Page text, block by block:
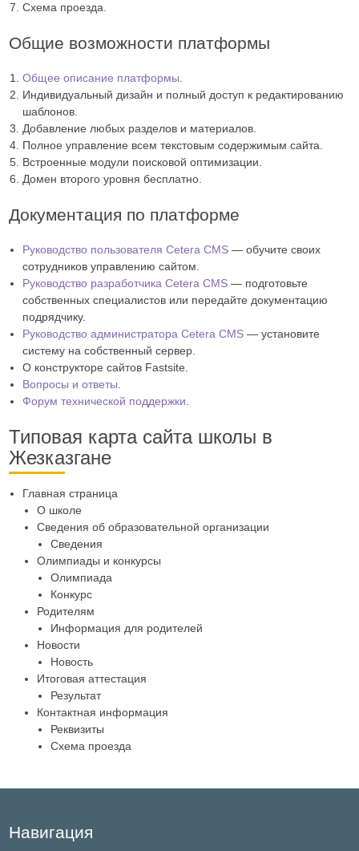
Схема проезда.
Общие возможности платформы
Общее описание платформы.
Индивидуальный дизайн и полный доступ к редактированию
шаблонов.
Добавление любых разделов и материалов.
Полное управление всем текстовым содержимым сайта.
Встроенные модули поисковой оптимизации.
Домен второго уровня бесплатно.
Документация по платформе
Руководство пользователя Cetera CMS — обучите своих
сотрудников управлению сайтом.
Руководство разработчика Cetera CMS — подготовьте
собственных специалистов или передайте документацию
подрядчику.
Руководство администратора Cetera CMS — установите
систему на собственный сервер.
О конструкторе сайтов Fastsite.
Вопросы и ответы.
Форум технической поддержки.
Типовая карта сайта школы в
Жезказгане
Главная страница
О школе
Сведения об образовательной организации
Сведения
Олимпиады и конкурсы
Олимпиада
Конкурс
Родителям
Информация для родителей
Новости
Новость
Итоговая аттестация
Результат
Контактная информация
Реквизиты
Схема проезда
Навигация